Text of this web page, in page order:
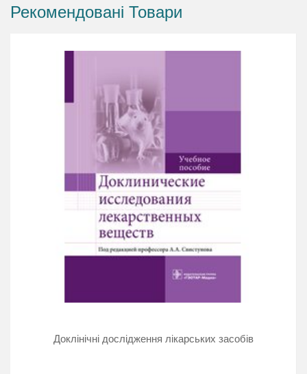
Руководство предназначено для врачей всех
Рекомендовані Товари
Доклінічні дослідження лікарських засобів